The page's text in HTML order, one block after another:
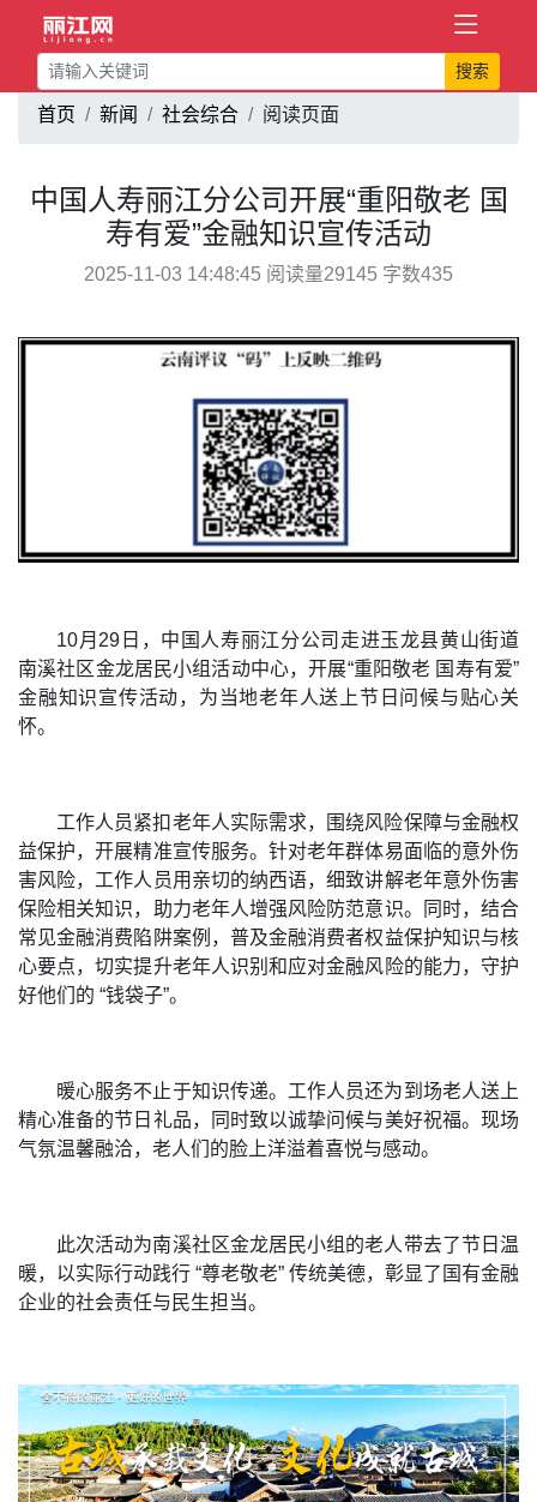
搜索
首页 新闻 社会综合 阅读页面
中国人寿丽江分公司开展“重阳敬老 国
寿有爱”金融知识宣传活动
2025-11-03 14:48:45 阅读量29145 字数435
10月29日，中国人寿丽江分公司走进玉龙县黄山街道
南溪社区金龙居民小组活动中心，开展“重阳敬老 国寿有爱”
金融知识宣传活动，为当地老年人送上节日问候与贴心关
怀。
工作人员紧扣老年人实际需求，围绕风险保障与金融权
益保护，开展精准宣传服务。针对老年群体易面临的意外伤
害风险，工作人员用亲切的纳西语，细致讲解老年意外伤害
保险相关知识，助力老年人增强风险防范意识。同时，结合
常见金融消费陷阱案例，普及金融消费者权益保护知识与核
心要点，切实提升老年人识别和应对金融风险的能力，守护
好他们的 “钱袋子”。
暖心服务不止于知识传递。工作人员还为到场老人送上
精心准备的节日礼品，同时致以诚挚问候与美好祝福。现场
气氛温馨融洽，老人们的脸上洋溢着喜悦与感动。
此次活动为南溪社区金龙居民小组的老人带去了节日温
暖，以实际行动践行 “尊老敬老” 传统美德，彰显了国有金融
企业的社会责任与民生担当。